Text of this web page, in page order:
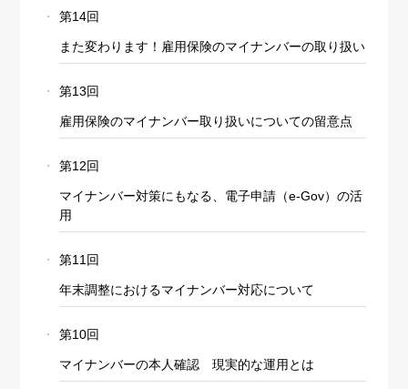
第14回
また変わります！雇用保険のマイナンバーの取り扱い
第13回
雇用保険のマイナンバー取り扱いについての留意点
第12回
マイナンバー対策にもなる、電子申請（e-Gov）の活
用
第11回
年末調整におけるマイナンバー対応について
第10回
マイナンバーの本人確認 現実的な運用とは